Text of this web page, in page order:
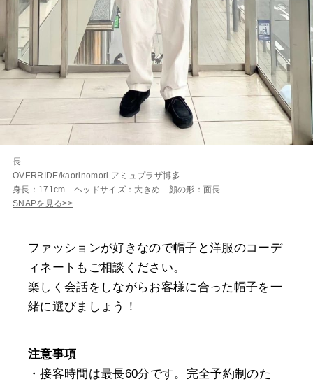
長
OVERRIDE/kaorinomori アミュプラザ博多
身長：171cm ヘッドサイズ：大きめ 顔の形：面長
SNAPを見る>>
ファッションが好きなので帽子と洋服のコーデ
ィネートもご相談ください。
楽しく会話をしながらお客様に合った帽子を一
緒に選びましょう！
注意事項
・接客時間は最長60分です。完全予約制のた